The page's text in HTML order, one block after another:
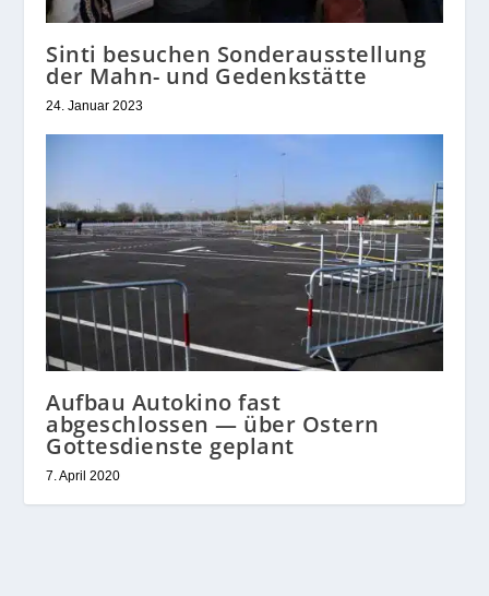
Sinti besuchen Sonderausstellung
der Mahn- und Gedenkstätte
24. Januar 2023
Aufbau Autokino fast
abgeschlossen — über Ostern
Gottesdienste geplant
7. April 2020